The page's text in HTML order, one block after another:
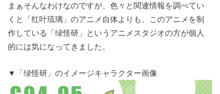
まぁそんなわけなのですが、色々と関連情報を調べてい
くと「红叶琉璃」のアニメ自体よりも、このアニメを制
作している「绿怪研」というアニメスタジオの方が個人
的には気になってきました。
▼「绿怪研」のイメージキャラクター画像